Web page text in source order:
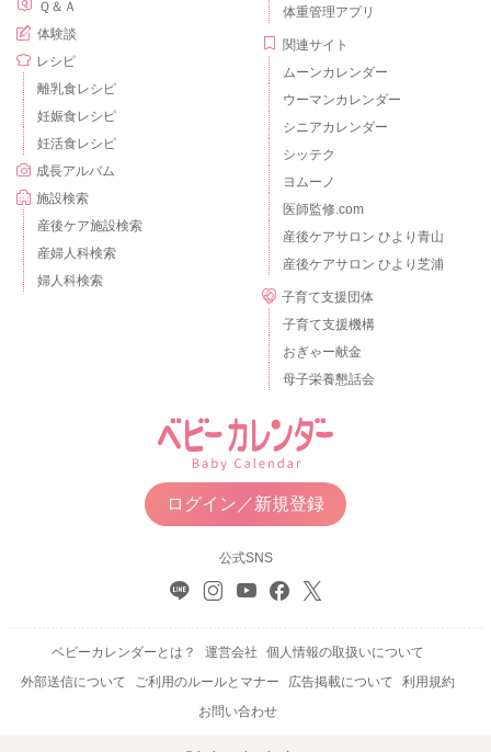
Ｑ＆Ａ
体験談
レシピ
離乳食レシピ
妊娠食レシピ
妊活食レシピ
成長アルバム
施設検索
産後ケア施設検索
産婦人科検索
婦人科検索
体重管理アプリ
関連サイト
ムーンカレンダー
ウーマンカレンダー
シニアカレンダー
シッテク
ヨムーノ
医師監修.com
産後ケアサロン ひより青山
産後ケアサロン ひより芝浦
子育て支援団体
子育て支援機構
おぎゃー献金
母子栄養懇話会
ログイン／新規登録
公式SNS
ベビーカレンダーとは？ 運営会社
個人情報の取扱いについて
外部送信について
ご利用のルールとマナー 広告掲載について
利用規約
お問い合わせ